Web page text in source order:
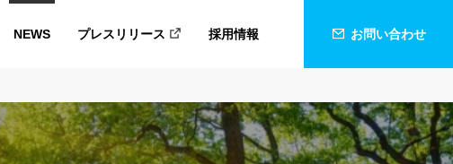
NEWS プレスリリース 採用情報 お問い合わせ